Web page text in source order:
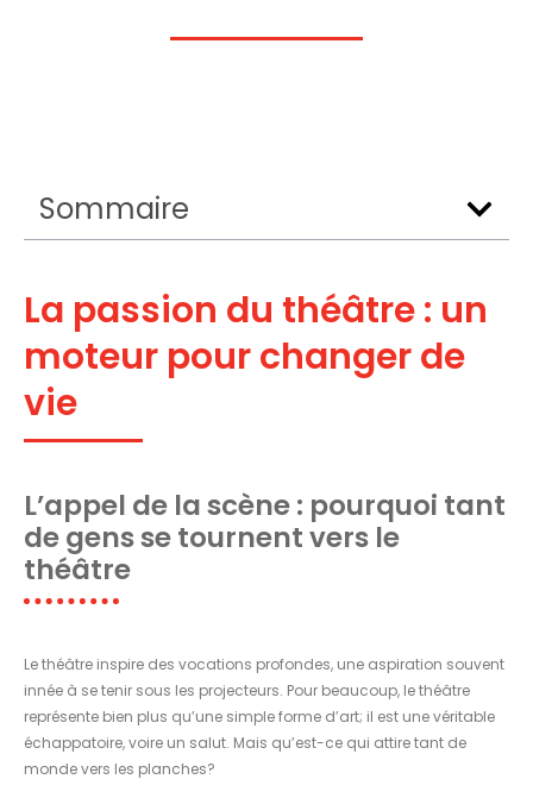
Sommaire
La passion du théâtre : un
moteur pour changer de
vie
L’appel de la scène : pourquoi tant
de gens se tournent vers le
théâtre
Le théâtre inspire des vocations profondes, une aspiration souvent
innée à se tenir sous les projecteurs. Pour beaucoup, le théâtre
représente bien plus qu’une simple forme d’art; il est une véritable
échappatoire, voire un salut. Mais qu’est-ce qui attire tant de
monde vers les planches?